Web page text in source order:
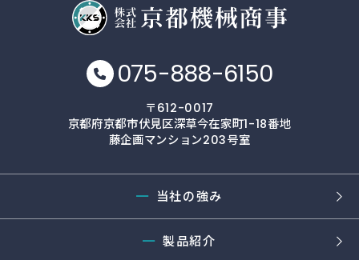
075-888-6150
〒612-0017
京都府京都市伏見区深草今在家町1-18番地
藤企画マンション203号室
━ 当社の強み
━ 製品紹介